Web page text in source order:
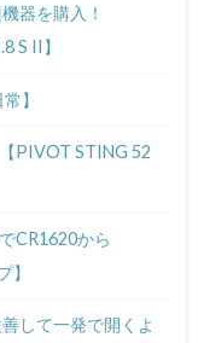
器を購入！
S II】
】
PIVOT STING 52
CR1620から
】
して一発で開くよ